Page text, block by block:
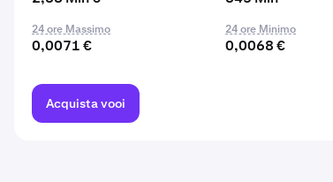
24 ore Massimo
0,0071 €
24 ore Minimo
0,0068 €
Acquista vooi